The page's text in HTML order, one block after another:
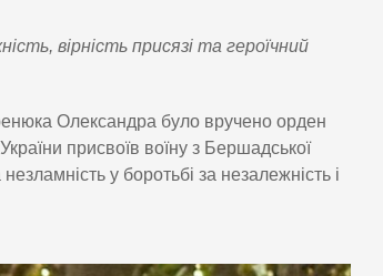
вірність присязі та героїчний
Олександра було вручено орден
присвоїв воїну з Бершадської
у боротьбі за незалежність і